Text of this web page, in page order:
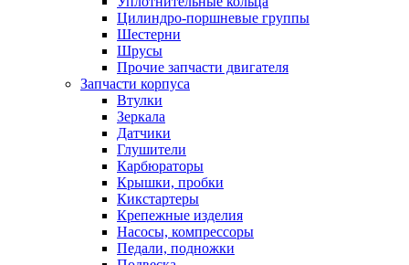
Цилиндро-поршневые группы
Шестерни
Шрусы
Прочие запчасти двигателя
Запчасти корпуса
Втулки
Зеркала
Датчики
Глушители
Карбюраторы
Крышки, пробки
Кикстартеры
Крепежные изделия
Насосы, компрессоры
Педали, подножки